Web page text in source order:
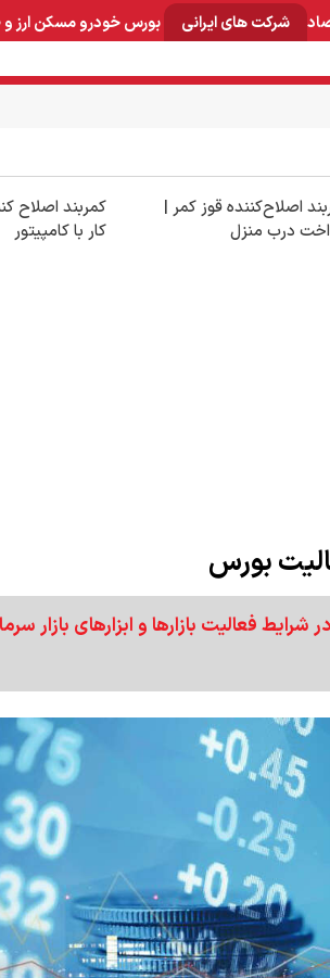
شرکت های ایرانی بورسخودرومسکنارز
اصلاح‌کننده قوز کمر |
درب منزل
کمربند اصلاح
کار با کامپیتور
بورس
فعالیت بازارها و ابزارهای بازار